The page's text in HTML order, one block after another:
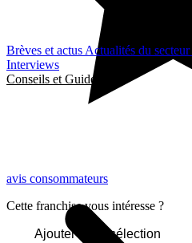
Brèves et actus Actualités du secteur
Interviews
Conseils et Guides
avis consommateurs
Cette franchise vous intéresse ?
Ajouter à ma sélection